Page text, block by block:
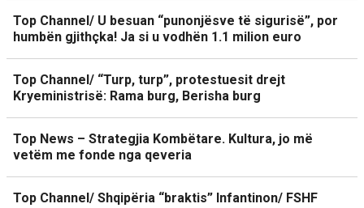
Top Channel/ U besuan “punonjësve të sigurisë”, por
humbën gjithçka! Ja si u vodhën 1.1 milion euro
Top Channel/ “Turp, turp”, protestuesit drejt
Kryeministrisë: Rama burg, Berisha burg
Top News – Strategjia Kombëtare. Kultura, jo më
vetëm me fonde nga qeveria
Top Channel/ Shqipëria “braktis” Infantinon/ FSHF